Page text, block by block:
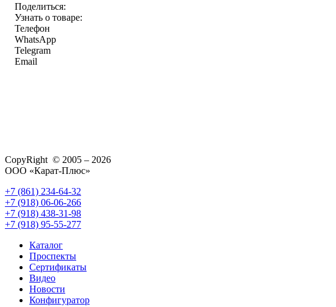
Поделиться:
Узнать о товаре:
Телефон
WhatsApp
Telegram
Email
CopyRight © 2005 – 2026
ООО «Карат-Плюс»
+7 (861) 234-64-32
+7 (918) 06-06-266
+7 (918) 438-31-98
+7 (918) 95-55-277
Каталог
Проспекты
Сертификаты
Видео
Новости
Конфигуратор